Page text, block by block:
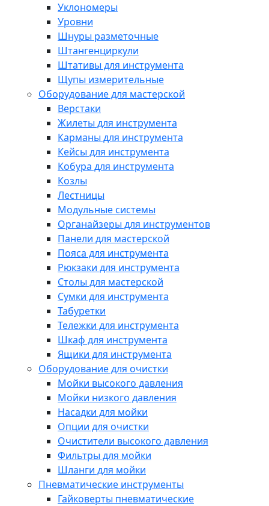
Уклономеры
Уровни
Шнуры разметочные
Штангенциркули
Штативы для инструмента
Щупы измерительные
Оборудование для мастерской
Верстаки
Жилеты для инструмента
Карманы для инструмента
Кейсы для инструмента
Кобура для инструмента
Козлы
Лестницы
Модульные системы
Органайзеры для инструментов
Панели для мастерской
Пояса для инструмента
Рюкзаки для инструмента
Столы для мастерской
Сумки для инструмента
Табуретки
Тележки для инструмента
Шкаф для инструмента
Ящики для инструмента
Оборудование для очистки
Мойки высокого давления
Мойки низкого давления
Насадки для мойки
Опции для очистки
Очистители высокого давления
Фильтры для мойки
Шланги для мойки
Пневматические инструменты
Гайковерты пневматические